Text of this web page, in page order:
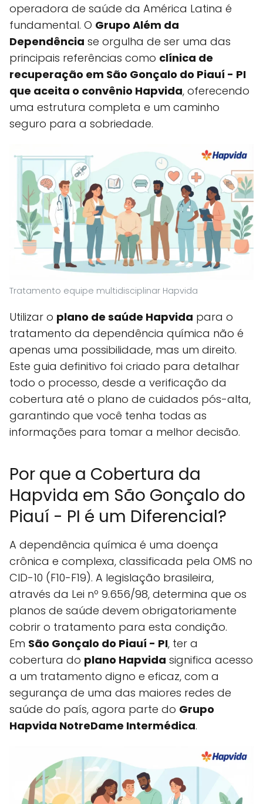
operadora de saúde da América Latina é
fundamental. O Grupo Além da
Dependência se orgulha de ser uma das
principais referências como clínica de
recuperação em São Gonçalo do Piauí - PI
que aceita o convênio Hapvida, oferecendo
uma estrutura completa e um caminho
seguro para a sobriedade.
Tratamento equipe multidisciplinar Hapvida
Utilizar o plano de saúde Hapvida para o
tratamento da dependência química não é
apenas uma possibilidade, mas um direito.
Este guia definitivo foi criado para detalhar
todo o processo, desde a verificação da
cobertura até o plano de cuidados pós-alta,
garantindo que você tenha todas as
informações para tomar a melhor decisão.
Por que a Cobertura da
Hapvida em São Gonçalo do
Piauí - PI é um Diferencial?
A dependência química é uma doença
crônica e complexa, classificada pela OMS no
CID-10 (F10-F19). A legislação brasileira,
através da Lei nº 9.656/98, determina que os
planos de saúde devem obrigatoriamente
cobrir o tratamento para esta condição.
Em São Gonçalo do Piauí - PI, ter a
cobertura do plano Hapvida significa acesso
a um tratamento digno e eficaz, com a
segurança de uma das maiores redes de
saúde do país, agora parte do Grupo
Hapvida NotreDame Intermédica.